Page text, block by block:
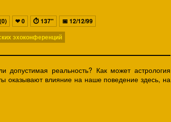
❤0 ⏱137" 📅 12/12/99
эхоконференций
допустимая реальность? Как может астрология
оказывают влияние на наше поведение здесь, на